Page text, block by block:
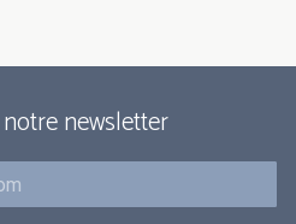
newsletter